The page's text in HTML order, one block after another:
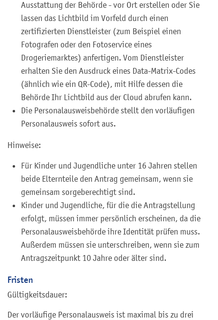
Ausstattung der Behörde - vor Ort erstellen oder Sie
lassen das Lichtbild im Vorfeld durch einen
zertifizierten Dienstleister (zum Beispiel einen
Fotografen oder den Fotoservice eines
Drogeriemarktes) anfertigen. Vom Dienstleister
erhalten Sie den Ausdruck eines Data-Matrix-Codes
(ähnlich wie ein QR-Code), mit Hilfe dessen die
Behörde Ihr Lichtbild aus der Cloud abrufen kann.
Die Personalausweisbehörde stellt den vorläufigen
Personalausweis sofort aus.
Hinweise:
Für Kinder und Jugendliche unter 16 Jahren stellen
beide Elternteile den Antrag gemeinsam, wenn sie
gemeinsam sorgeberechtigt sind.
Kinder und Jugendliche, für die die Antragstellung
erfolgt, müssen immer persönlich erscheinen, da die
Personalausweisbehörde ihre Identität prüfen muss.
Außerdem müssen sie unterschreiben, wenn sie zum
Antragszeitpunkt 10 Jahre oder älter sind.
Fristen
Gültigkeitsdauer:
Der vorläufige Personalausweis ist maximal bis zu drei